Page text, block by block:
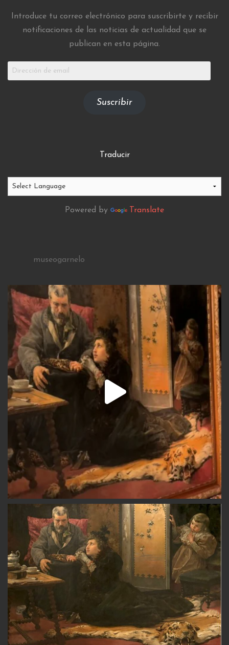
Introduce tu correo electrónico para suscribirte y recibir
notificaciones de las noticias de actualidad que se
publican en esta página.
Dirección
Suscribir
Traducir
Powered by Translate
museogarnelo